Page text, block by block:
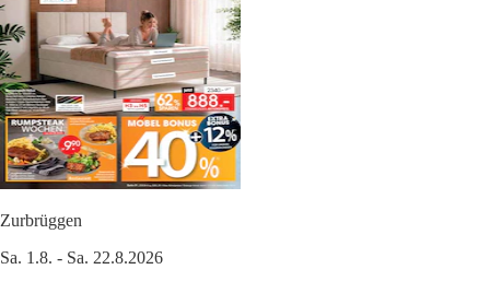
Zurbrüggen
Sa. 1.8. - Sa. 22.8.2026